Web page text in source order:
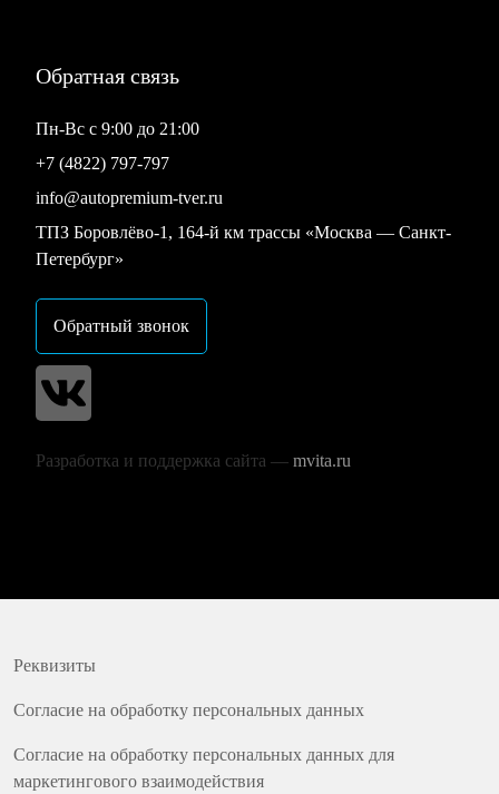
Обратная связь
Пн-Вс с 9:00 до 21:00
+7 (4822) 797-797
info@autopremium-tver.ru
ТПЗ Боровлёво-1, 164-й км трассы «Москва — Санкт-
Петербург»
Обратный звонок
Разработка и поддержка сайта — mvita.ru
Реквизиты
Согласие на обработку персональных данных
Согласие на обработку персональных данных для
маркетингового взаимодействия